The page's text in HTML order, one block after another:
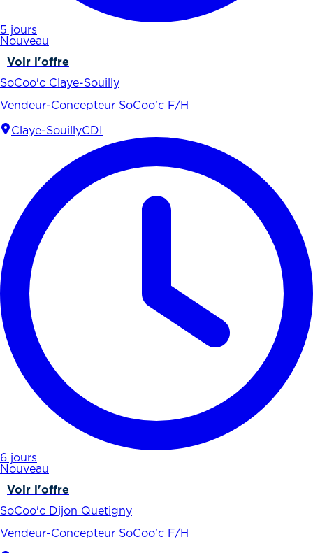
5 jours
Nouveau
Voir l'offre
SoCoo'c Claye-Souilly
Vendeur-Concepteur SoCoo'c F/H
Claye-SouillyCDI
6 jours
Nouveau
Voir l'offre
SoCoo'c Dijon Quetigny
Vendeur-Concepteur SoCoo'c F/H